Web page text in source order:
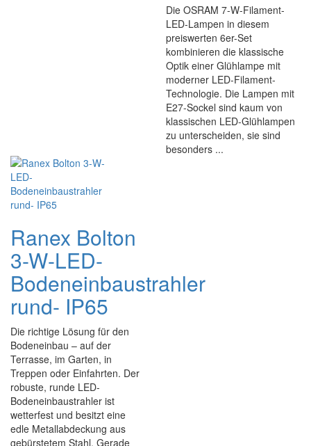
Die OSRAM 7-W-Filament-
LED-Lampen in diesem
preiswerten 6er-Set
kombinieren die klassische
Optik einer Glühlampe mit
moderner LED-Filament-
Technologie. Die Lampen mit
E27-Sockel sind kaum von
klassischen LED-Glühlampen
zu unterscheiden, sie sind
besonders ...
Ranex Bolton
3-W-LED-
Bodeneinbaustrahler
rund- IP65
Die richtige Lösung für den
Bodeneinbau – auf der
Terrasse, im Garten, in
Treppen oder Einfahrten. Der
robuste, runde LED-
Bodeneinbaustrahler ist
wetterfest und besitzt eine
edle Metallabdeckung aus
gebürstetem Stahl. Gerade